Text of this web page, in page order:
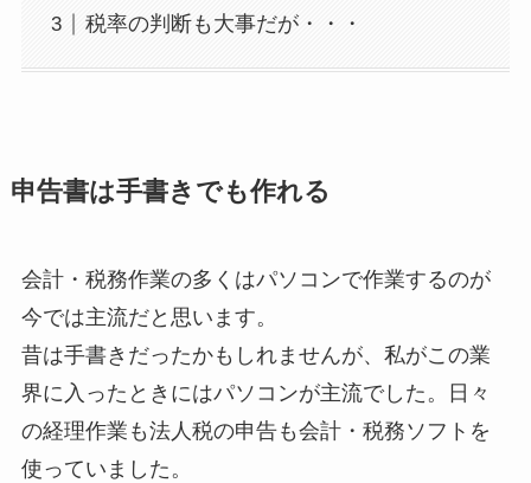
税率の判断も大事だが・・・
申告書は手書きでも作れる
会計・税務作業の多くはパソコンで作業するのが
今では主流だと思います。
昔は手書きだったかもしれませんが、私がこの業
界に入ったときにはパソコンが主流でした。日々
の経理作業も法人税の申告も会計・税務ソフトを
使っていました。